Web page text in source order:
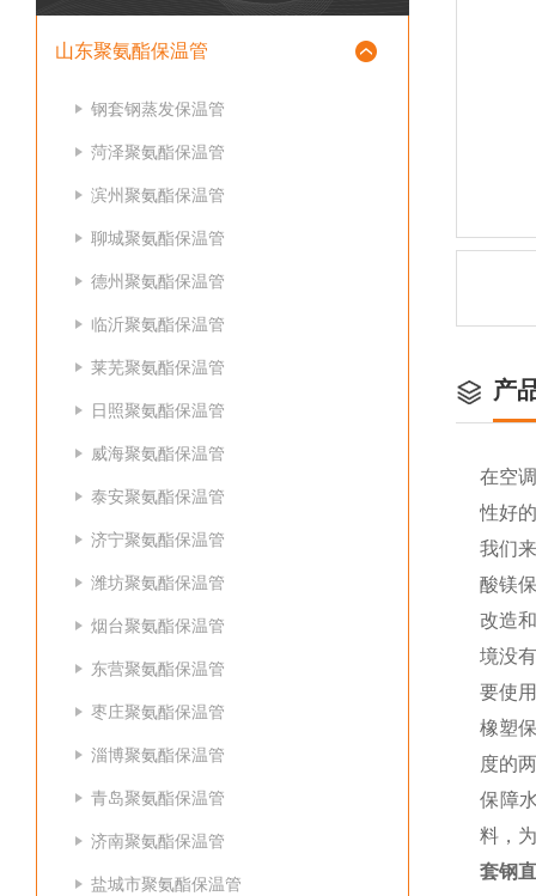
山东聚氨酯保温管
钢套钢蒸发保温管
菏泽聚氨酯保温管
滨州聚氨酯保温管
聊城聚氨酯保温管
德州聚氨酯保温管
临沂聚氨酯保温管
莱芜聚氨酯保温管
日照聚氨酯保温管
威海聚氨酯保温管
泰安聚氨酯保温管
济宁聚氨酯保温管
潍坊聚氨酯保温管
烟台聚氨酯保温管
东营聚氨酯保温管
枣庄聚氨酯保温管
淄博聚氨酯保温管
青岛聚氨酯保温管
济南聚氨酯保温管
盐城市聚氨酯保温管
产
在空
性好
我们
酸镁
改造
境没
要使
橡塑
度的
保障
料，
套钢